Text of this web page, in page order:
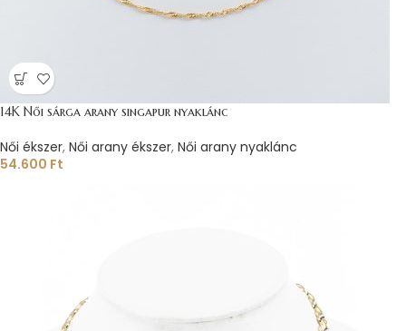
14K Női sárga arany singapur nyaklánc
Női ékszer, Női arany ékszer, Női arany nyaklánc
54.600 Ft